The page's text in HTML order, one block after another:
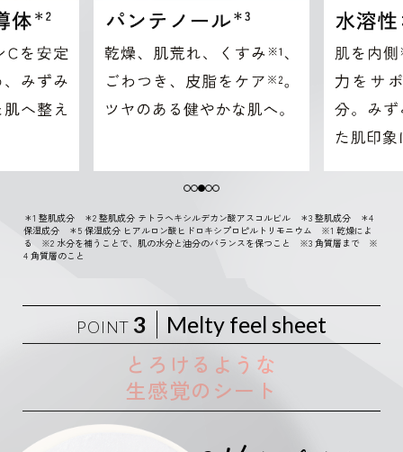
＊1 整肌成分 ＊2 整肌成分 テトラヘキシルデカン酸アスコルビル ＊3 整肌成分 ＊4
保湿成分 ＊5 保湿成分 ヒアルロン酸ヒドロキシプロピルトリモニウム ※1 乾燥によ
る ※2 水分を補うことで、肌の水分と油分のバランスを保つこと ※3 角質層まで ※
4 角質層のこと
POINT 3 Melty feel sheet
とろけるような
生感覚のシート